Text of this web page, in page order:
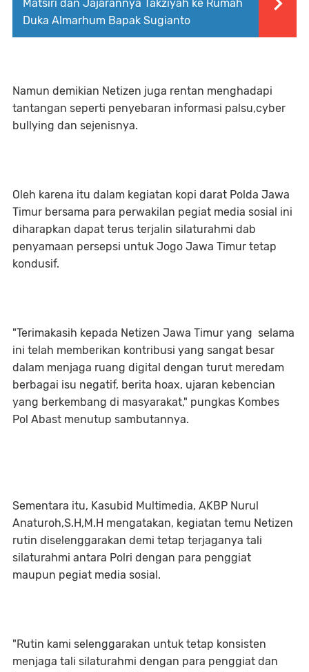
Matsiri dan Jajarannya Takziyah ke Rumah
Duka Almarhum Bapak Sugianto
Namun demikian Netizen juga rentan menghadapi
tantangan seperti penyebaran informasi palsu,cyber
bullying dan sejenisnya.
Oleh karena itu dalam kegiatan kopi darat Polda Jawa
Timur bersama para perwakilan pegiat media sosial ini
diharapkan dapat terus terjalin silaturahmi dab
penyamaan persepsi untuk Jogo Jawa Timur tetap
kondusif.
"Terimakasih kepada Netizen Jawa Timur yang selama
ini telah memberikan kontribusi yang sangat besar
dalam menjaga ruang digital dengan turut meredam
berbagai isu negatif, berita hoax, ujaran kebencian
yang berkembang di masyarakat," pungkas Kombes
Pol Abast menutup sambutannya.
Sementara itu, Kasubid Multimedia, AKBP Nurul
Anaturoh,S.H,M.H mengatakan, kegiatan temu Netizen
rutin diselenggarakan demi tetap terjaganya tali
silaturahmi antara Polri dengan para penggiat
maupun pegiat media sosial.
"Rutin kami selenggarakan untuk tetap konsisten
menjaga tali silaturahmi dengan para penggiat dan